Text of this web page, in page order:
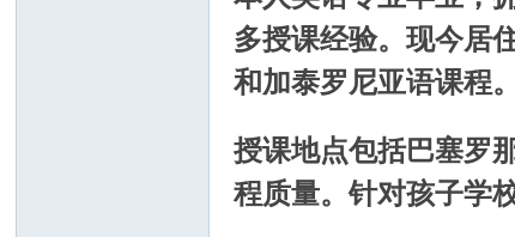
多授课经验。现今居
和加泰罗尼亚语课程。
授课地点包括巴塞罗
程质量。针对孩子学